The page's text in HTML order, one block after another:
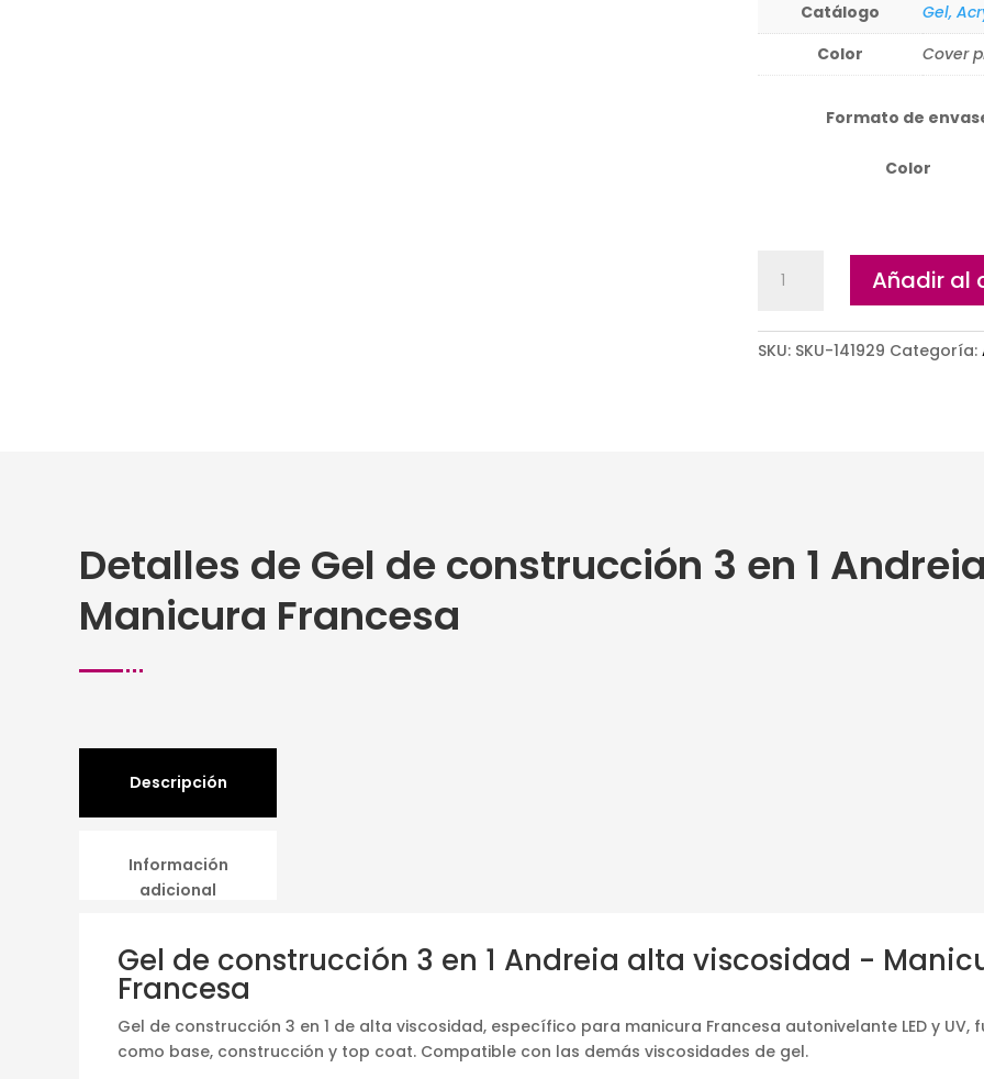
Catálogo
Gel,
Color
Cover
Formato de
Color
construcción
3
en
Añadir al
SKU: SKU-141929 Categoría:
Detalles de Gel de construcción 3 en 1
Manicura Francesa
Descripción
Información
adicional
Gel de construcción 3 en 1 Andreia alta viscosidad -
Francesa
Gel de construcción 3 en 1 de alta viscosidad, específico para manicura Francesa autonivelante LED y UV,
como base, construcción y top coat. Compatible con las demás viscosidades de gel.